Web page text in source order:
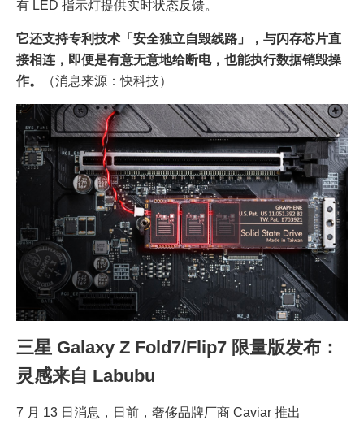
有 LED 指示灯提供实时状态反馈。
它还支持专利技术「安全独立自毁线路」，与闪存芯片直
接相连，即便是有意无意地给断电，也能执行数据销毁操
作。
（消息来源：快科技）
三星 Galaxy Z Fold7/Flip7 限量版发布：
灵感来自 Labubu
7 月 13 日消息，日前，奢侈品牌厂商 Caviar 推出